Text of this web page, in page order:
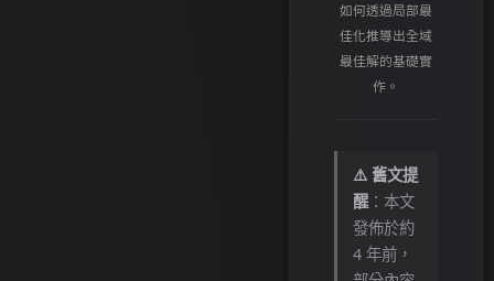
如何透過局部最
佳化推導出全域
最佳解的基礎實
作。
⚠️ 舊文提
醒：本文
發佈於約
4 年前，